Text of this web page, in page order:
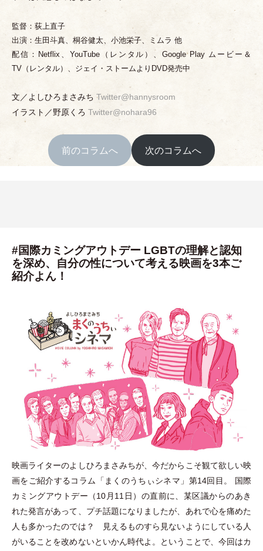
監督：荻上直子
出演：生田斗真、桐谷健太、小池栄子、ミムラ 他
配信：Netflix、YouTube（ レンタル ）
、Google Play ムービー＆
TV （ レンタル） 、ジェイ ・ ストームよりDVD発売中
文／よしひろまさみち Twitter@hannysroom
イラスト／野原くろ Twitter@nohara96
前のコラムへ 次のコラムへ
#国際カミングアウトデー LGBTの理解と認知
を深め、自分の性について考える映画を3本ご
紹介よん！
映画ライターのよしひろまさみちが、今だからこそ観て欲しい映
画をご紹介するコラム 「 まくのうちぃシネマ 」 第14回目。 国際
カミングアウトデー （10月11日 ） の直前に、某区議からのあき
れた発言があって、プチ話題になりましたが、あれで心を痛めた
人も多かったのでは？ 見えるものすら見ないようにしている人
がいることを改めないといかん時代よ。ということで、今回はカ